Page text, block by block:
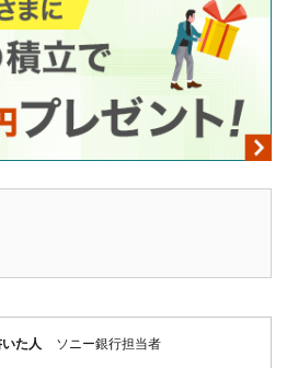
た人 ソニー銀行担当者